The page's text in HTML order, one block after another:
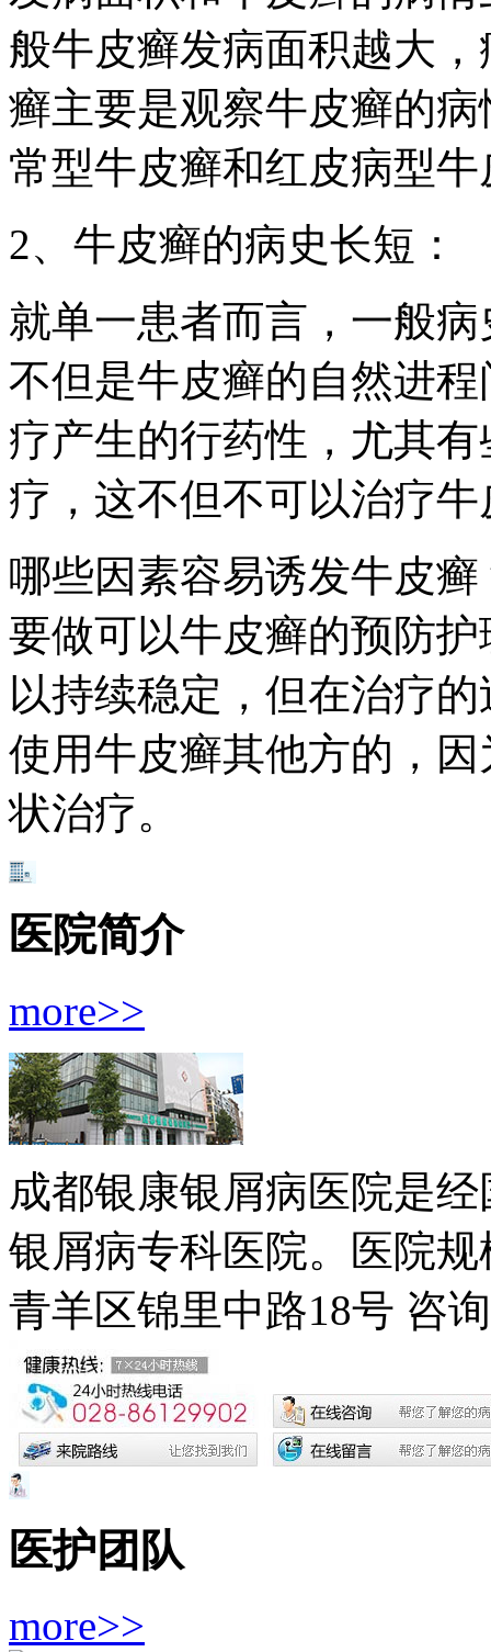
般牛皮癣发病面积越大
癣主要是观察牛皮癣的
常型牛皮癣和红皮病型牛
2、牛皮癣的病史长短：
就单一患者而言，一般
不但是牛皮癣的自然进
疗产生的行药性，尤其
疗，这不但不可以治疗
哪些因素容易诱发牛皮
要做可以牛皮癣的预防
以持续稳定，但在治疗
使用牛皮癣其他方的，
状治疗。
医院简介
more>>
成都银康银屑病医院是
银屑病专科医院。医院规
青羊区锦里中路18号 咨
医护团队
more>>